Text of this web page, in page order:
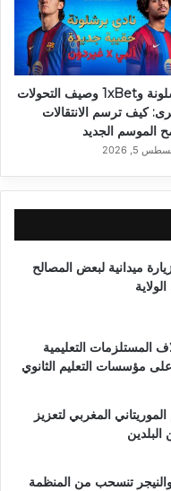
برشلونة و1xBet وصيف التحولات
كيف ترسم الانتقالات
الموسم الجديد
5, 2026
ميدانية لبعض المصالح
المستلزمات التعليمية
مؤسسات التعليم الثانوي
المغربي لتعزيز
البلدين
تنسحب من المنظمة